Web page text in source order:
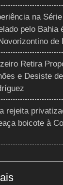
na
pelo Bahia
de
Retira
e Desiste
rejeita
boicote à